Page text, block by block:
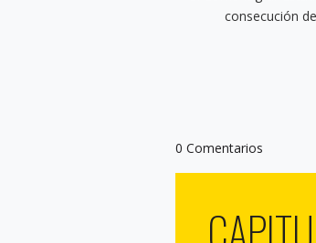
consecución
0 Comentarios